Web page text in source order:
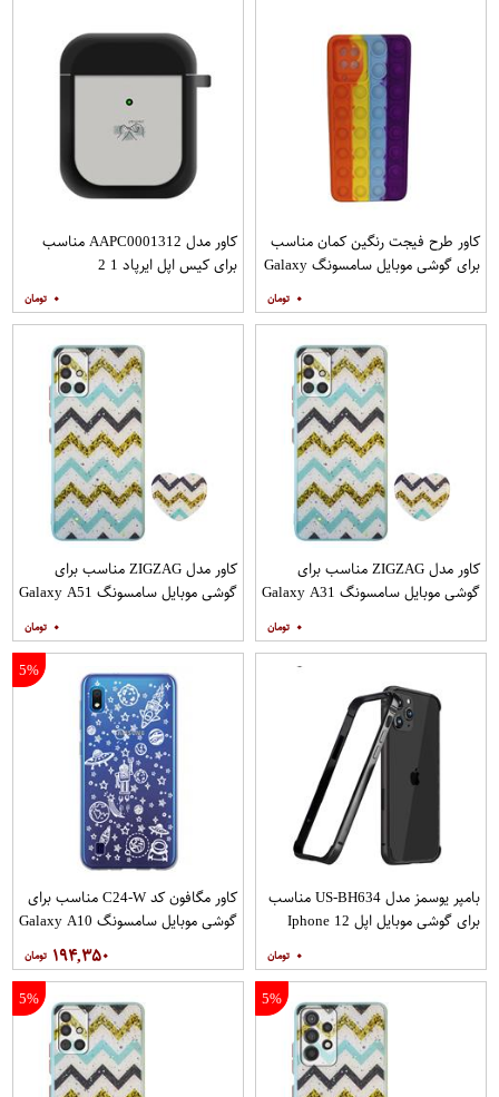
کاور طرح فیجت رنگین کمان مناسب
برای گوشی موبایل سامسونگ Galaxy
۰
کاور مدل AAPC0001312 مناسب
برای کیس اپل ایرپاد 1 2
۰
کاور مدل ZIGZAG مناسب برای
گوشی موبایل سامسونگ Galaxy A31
۰
کاور مدل ZIGZAG مناسب برای
گوشی موبایل سامسونگ Galaxy A51
۰
بامپر یوسمز مدل US-BH634 مناسب
برای گوشی موبایل اپل Iphone 12
۰
5%
کاور مگافون کد C24-W مناسب برای
گوشی موبایل سامسونگ Galaxy A10
۱۹۴,۳۵۰
5%
5%